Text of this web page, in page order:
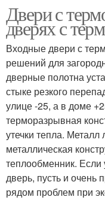
Двери с
дверях с
Входные двери с
решений для
дверные полотна
стыке резкого
улице -25, а в доме
терморазрывная
утечки тепла.
металлическая
теплообменник.
дверь, пусть и очень
рядом проблем при